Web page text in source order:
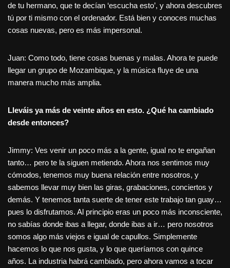
de tu hermano, que te decían ‘escucha esto’, y ahora descubres
tú por ti mismo con el ordenador. Está bien y conoces muchas
cosas nuevas, pero es más impersonal.
Juan: Como todo, tiene cosas buenas y malas. Ahora te puede
llegar un grupo de Mozambique, y la música fluye de una
manera mucho más amplia.
Lleváis ya más de veinte años en esto. ¿Qué ha cambiado
desde entonces?
Jimmy: Ves venir un poco más a la gente, igual no te engañan
tanto… pero te la siguen metiendo. Ahora nos sentimos muy
cómodos, tenemos muy buena relación entre nosotros, y
sabemos llevar muy bien las giras, grabaciones, conciertos y
demás. Y tenemos tanta suerte de tener este trabajo tan guay…
pues lo disfrutamos. Al principio eras un poco más inconsciente,
no sabías donde ibas a llegar, donde ibas a ir… pero nosotros
somos algo más viejos e igual de capullos. Simplemente
hacemos lo que nos gusta, y lo que queríamos con quince
años. La industria habrá cambiado, pero ahora vamos a tocar